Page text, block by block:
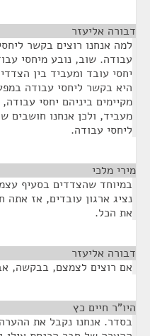
דבורה אליעזר
למה אנחנו רוצים בקשר
עבודה. שוב, נובע מיחסי
יחסי עובד ומעביד בין
היא בקשר ליחסי עבודה
מקיימים ביניהם יחסי עבודה,
מעביד, ולכן אנחנו חושבים
ליחסי עבודה.
מירי מלכי
במיוחד שהצדדים בסעיף
נציג ארגון עובדים, אז
את הכל.
דבורה אליעזר
אם רוצים לצמצם, בבקשה,
היו"ר חיים כץ
בסדר. אנחנו נקבל את